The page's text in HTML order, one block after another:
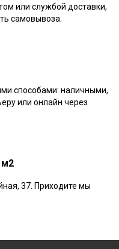
или службой доставки,
самовывоза.
способами: наличными,
или онлайн через
м2
37. Приходите мы